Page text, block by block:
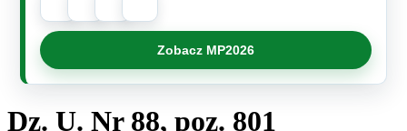
Zobacz MP2026
Dz. U. Nr 88, poz. 801